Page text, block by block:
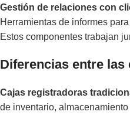
Gestión de relaciones con
Herramientas de informes
Estos componentes trabajan
Diferencias entre
Cajas registradoras
de inventario,